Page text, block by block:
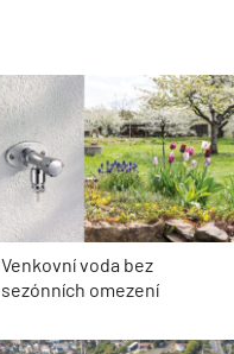
Venkovní voda bez
sezónních omezení